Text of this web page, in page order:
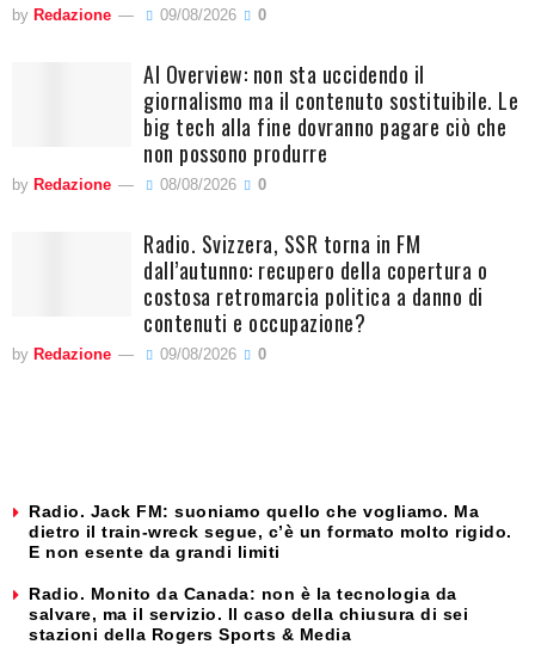
by Redazione 09/08/2026 0
AI Overview: non sta uccidendo il
giornalismo ma il contenuto sostituibile. Le
big tech alla fine dovranno pagare ciò che
non possono produrre
by Redazione 08/08/2026 0
Radio. Svizzera, SSR torna in FM
dall’autunno: recupero della copertura o
costosa retromarcia politica a danno di
contenuti e occupazione?
by Redazione 09/08/2026 0
Radio. Jack FM: suoniamo quello che vogliamo. Ma
dietro il train-wreck segue, c’è un formato molto rigido.
E non esente da grandi limiti
Radio. Monito da Canada: non è la tecnologia da
salvare, ma il servizio. Il caso della chiusura di sei
stazioni della Rogers Sports & Media